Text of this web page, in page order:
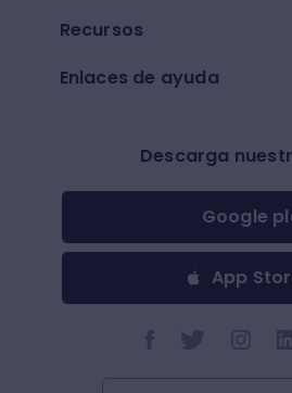
Recursos
Enlaces de ayuda
Descarga
Google
App